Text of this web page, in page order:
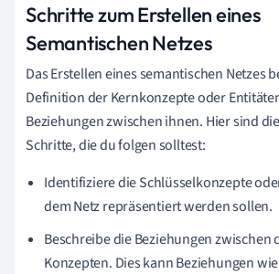
Schritte zum Erstellen eines
Semantischen Netzes
Das Erstellen eines semantischen Netzes
Definition der Kernkonzepte oder
Beziehungen zwischen ihnen. Hier sind
Schritte, die du folgen solltest:
Identifiziere die Schlüsselkonzepte
dem Netz repräsentiert werden sollen.
Beschreibe die Beziehungen zwischen
Konzepten. Dies kann Beziehungen